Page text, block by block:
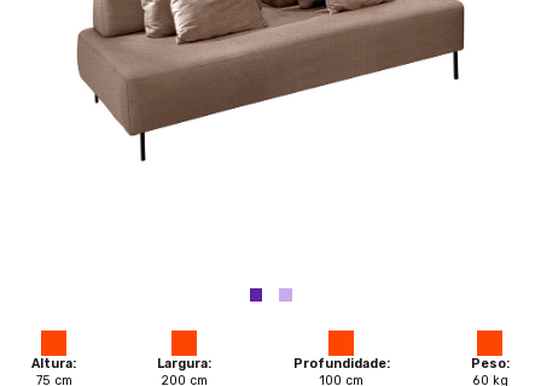
Altura:
75 cm
Largura:
200 cm
Profundidade:
100 cm
Peso:
60 kg